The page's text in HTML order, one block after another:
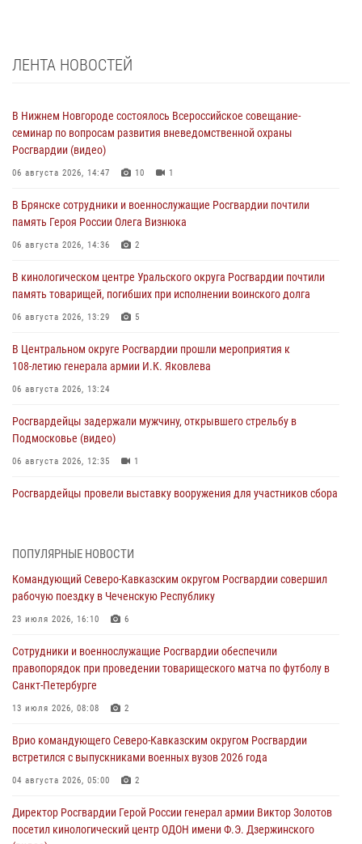
ЛЕНТА НОВОСТЕЙ
В Нижнем Новгороде состоялось Всероссийское совещание-
семинар по вопросам развития вневедомственной охраны
Росгвардии (видео)
06 августа 2026, 14:47 10 1
В Брянске сотрудники и военнослужащие Росгвардии почтили
память Героя России Олега Визнюка
06 августа 2026, 14:36 2
В кинологическом центре Уральского округа Росгвардии почтили
память товарищей, погибших при исполнении воинского долга
06 августа 2026, 13:29 5
В Центральном округе Росгвардии прошли мероприятия к
108‑летию генерала армии И.К. Яковлева
06 августа 2026, 13:24
Росгвардейцы задержали мужчину, открывшего стрельбу в
Подмосковье (видео)
06 августа 2026, 12:35 1
Росгвардейцы провели выставку вооружения для участников сбора
второй годовщине вторжения ВСУ на территорию области
06 августа 2026, 11:56
угрожавшего подростку травматическим пистолетом
06 августа 2026, 11:33 1
В Зауралье при содействии СОБР Росгвардии ликвидирована
06 августа 2026, 11:27
В Москве росгвардейцы задержали троих мужчин, устроивших
06 августа 2026, 11:20 1
ПОПУЛЯРНЫЕ НОВОСТИ
Командующий Северо-Кавказским округом Росгвардии совершил
рабочую поездку в Чеченскую Республику
23 июля 2026, 16:10 6
Сотрудники и военнослужащие Росгвардии обеспечили
правопорядок при проведении товарищеского матча по футболу в
Санкт-Петербурге
13 июля 2026, 08:08 2
Врио командующего Северо-Кавказским округом Росгвардии
встретился с выпускниками военных вузов 2026 года
04 августа 2026, 05:00 2
Директор Росгвардии Герой России генерал армии Виктор Золотов
посетил кинологический центр ОДОН имени Ф.Э. Дзержинского